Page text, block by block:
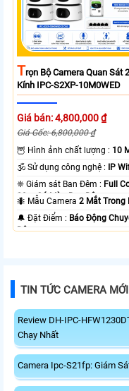
TRọn Bộ Camera Quan Sát
Kính IPC-S2XP-10M0WED
Giá bán: 4,800,000 ₫
Giá Gốc: 6,800,000 ₫
🦉 Hình ảnh chất lượng : 10
🕉️ Sử dụng công nghệ :
IP
❈ Giám sát Ban Đêm : Full
20m Có Màu Ban Ðêm.
🐜 Mẫu Camera2 Mắt Trong
️🔔 Đặt Điểm : Báo Động
Động.
TIN TỨC CAMERA
Review DH-IPC-
Chạy Nhất
Camera Ipc-S21fp: Giám